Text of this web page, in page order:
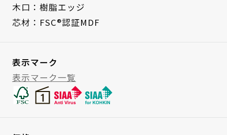
木口：樹脂エッジ
芯材：FSC®認証MDF
表示マーク
表示マーク一覧